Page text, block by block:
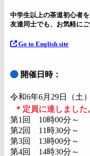
中学生以上の茶道初心者
友達同士でも、お気軽にご
Go to English site
開催日時：
令和6年6月29日（土）
＊定員に達しました
第1回 10時00分～
第2回 11時30分～
第3回 13時00分～
第4回 14時30分～